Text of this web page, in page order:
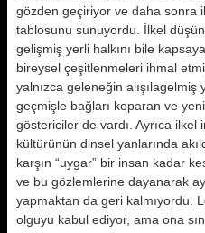
gözden geçiriyor ve daha sonra
tablosunu sunuyordu. İlkel
gelişmiş yerli halkını bile
bireysel çeşitlenmeleri ihmal
yalnızca geleneğin alı­şılagelmiş
geçmişle bağları koparan ve
gös­tericiler de vardı. Ayrıca
kültürünün dinsel yanlarında
karşın “uygar” bir in­san kadar
ve bu gözlemlerine dayanarak
yapmaktan da geri kalmıyordu.
olguyu kabul edi­yor, ama ona